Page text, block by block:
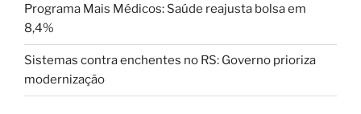
Programa Mais Médicos: Saúde reajusta bolsa em
8,4%
Sistemas contra enchentes no RS: Governo prioriza
modernização